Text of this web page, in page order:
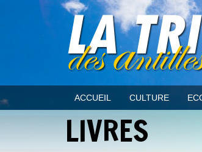
ACCUEIL CULTURE
LIVRES